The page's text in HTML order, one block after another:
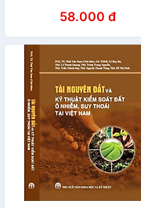
58.000 đ